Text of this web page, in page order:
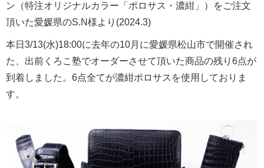
ン（特注オリジナルカラー「ポロサス・濃紺」）をご注文
頂いた愛媛県のS.N様より(2024.3)
本日3/13(水)18:00に去年の10月に愛媛県松山市で開催され
た、出前くろこ塾でオーダーさせて頂いた商品の残り6点が
到着しました。6点全てが濃紺ポロサスを使用しておりま
す。